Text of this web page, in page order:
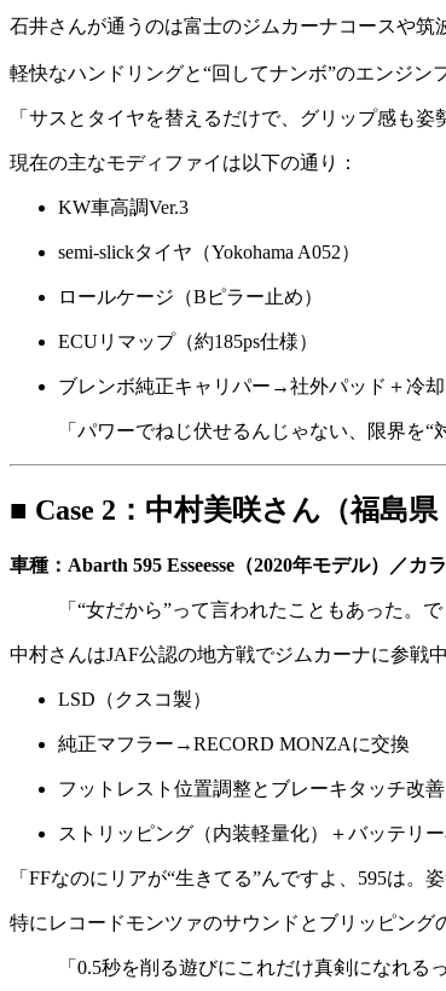
石井さんが通うのは富士のジムカーナコースや筑
軽快なハンドリングと“回してナンボ”のエンジン
「サスとタイヤを替えるだけで、グリップ感も
現在の主なモディファイは以下の通り：
KW車高調Ver.3
semi-slickタイヤ（Yokohama A052）
ロールケージ（Bピラー止め）
ECUリマップ（約185ps仕様）
ブレンボ純正キャリパー→社外パッド＋冷
「パワーでねじ伏せるんじゃない、限界を
■ Case 2：中村美咲さん（福島
車種：Abarth 595 Esseesse（2020年モデル）／
「“女だから”って言われたこともあった。
中村さんはJAF公認の地方戦でジムカーナに参戦
LSD（クスコ製）
純正マフラー→RECORD MONZAに交換
フットレスト位置調整とブレーキタッチ改善
ストリッピング（内装軽量化）＋バッテリ
「FFなのにリアが“生きてる”んですよ、595は。
特にレコードモンツァのサウンドとブリッピング
「0.5秒を削る遊びにこれだけ真剣になれる